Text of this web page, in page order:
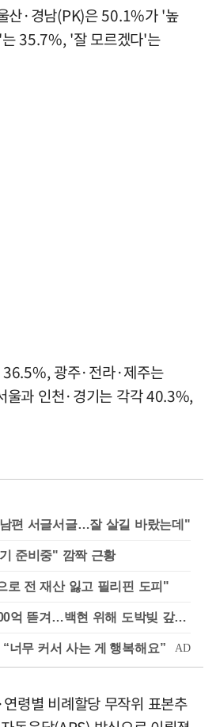
산·경남(PK)은 50.1%가 '높
35.7%, '잘 모르겠다'는
광주·전라·제주는
울과 인천·경기는 각각 40.3%,
편 서글서글…잘 살길 바랐는데"
준비중" 깜짝 근황
로 전 재산 잃고 필리핀 도피"
차가원 "MC몽에 400억 뜯겨…백현 위해 도박빚 갚아줘"
령별 비례할당 무작위 표본추